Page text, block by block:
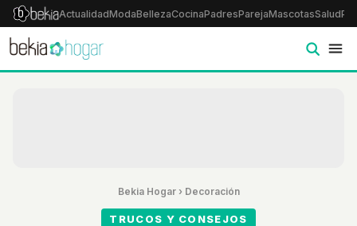
ActualidadModaBellezaCocinaPadresParejaMascotasSalud
Bekia Hogar› Decoración
TRUCOS Y CONSEJOS